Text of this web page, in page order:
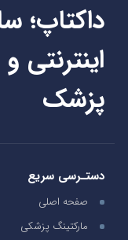
داکتاپ؛
اینترنتی
پزشک
دستـرسی سریع
صفحه اصلی
مارکتینگ پزشکی